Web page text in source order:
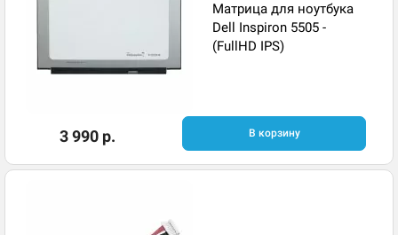
Матрица для ноутбука
Dell Inspiron 5505 -
(FullHD IPS)
3 990 р. В корзину